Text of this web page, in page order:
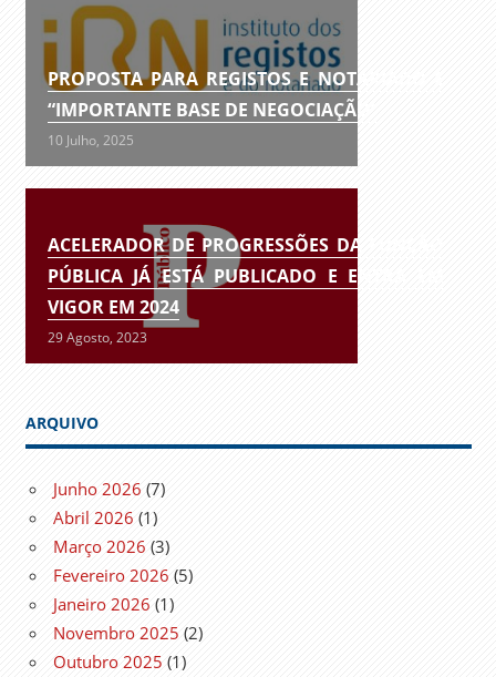
PROPOSTA PARA REGISTOS E NOTARIADO É
“IMPORTANTE BASE DE NEGOCIAÇÃO”
10 Julho, 2025
ACELERADOR DE PROGRESSÕES DA FUNÇÃO
PÚBLICA JÁ ESTÁ PUBLICADO E ENTRA EM
VIGOR EM 2024
29 Agosto, 2023
ARQUIVO
Junho 2026 (7)
Abril 2026 (1)
Março 2026 (3)
Fevereiro 2026 (5)
Janeiro 2026 (1)
Novembro 2025 (2)
Outubro 2025 (1)